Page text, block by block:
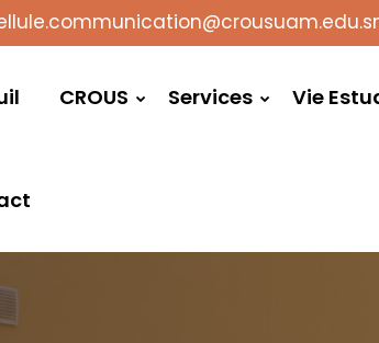
CROUS Services Vie